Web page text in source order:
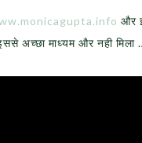
और
अच्छा माध्यम और नही मिला